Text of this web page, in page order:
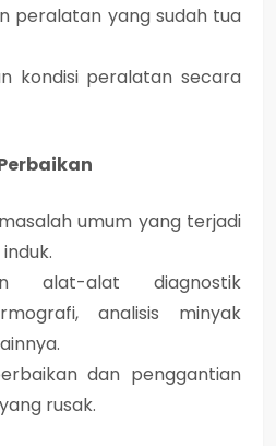
peralatan yang sudah tua
kondisi peralatan secara
umum yang terjadi
alat-alat diagnostik
analisis minyak
dan penggantian
rusak.